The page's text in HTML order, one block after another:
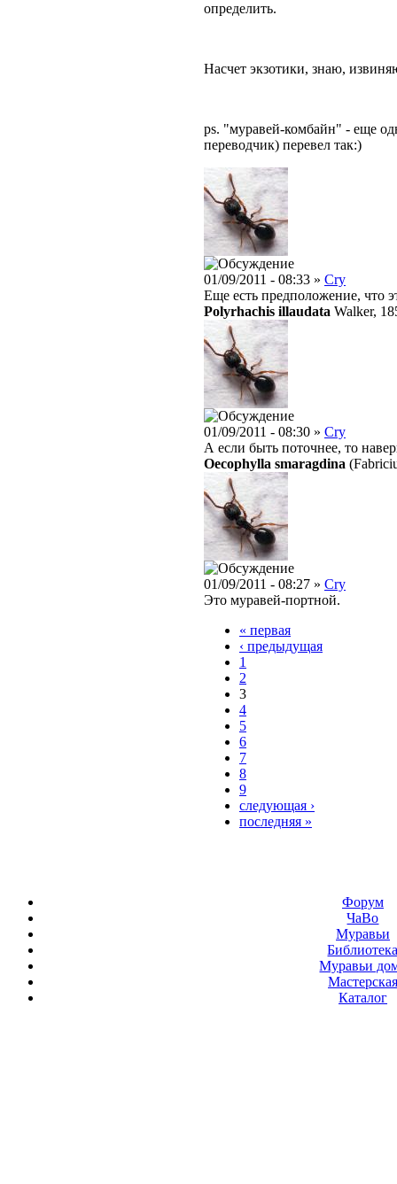
определить.
Насчет экзотики, знаю,
ps. "муравей-комбайн" - еще
переводчик) перевел так:)
01/09/2011 - 08:33 » Cry
Еще есть предположение, что
Polyrhachis illaudata Walker,
01/09/2011 - 08:30 » Cry
А если быть поточнее, то
Oecophylla smaragdina
01/09/2011 - 08:27 » Cry
Это муравей-портной.
« первая
‹ предыдущая
1
2
3
4
5
6
7
8
9
следующая ›
последняя »
Форум
ЧаВо
Муравьи
Муравьи
Мастерская
Каталог